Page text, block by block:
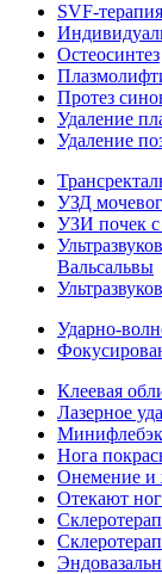
SVF-терапия
Остеосинтез
Протез
Удаление
Удаление
УЗД
УЗИ почек
Вальсальвы
Ударно-
Клеевая
Лазерное
Нога
Онемение и
Отекают